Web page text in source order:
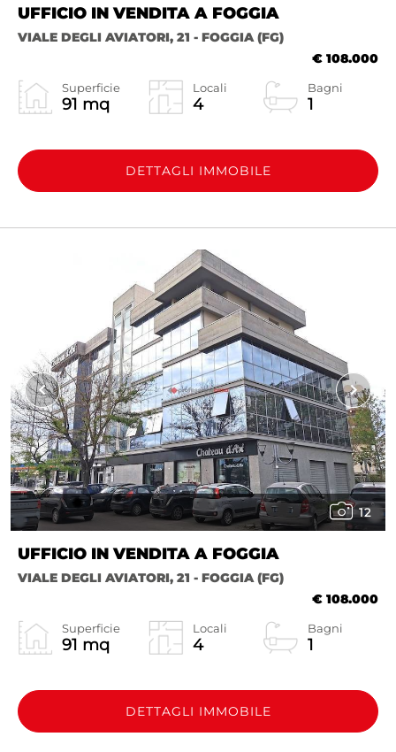
UFFICIO IN VENDITA A FOGGIA
VIALE DEGLI AVIATORI, 21 - FOGGIA (FG)
€ 108.000
Superficie
91 mq
Locali
4
Bagni
1
DETTAGLI IMMOBILE
12
UFFICIO IN VENDITA A FOGGIA
VIALE DEGLI AVIATORI, 21 - FOGGIA (FG)
€ 108.000
Superficie
91 mq
Locali
4
Bagni
1
DETTAGLI IMMOBILE